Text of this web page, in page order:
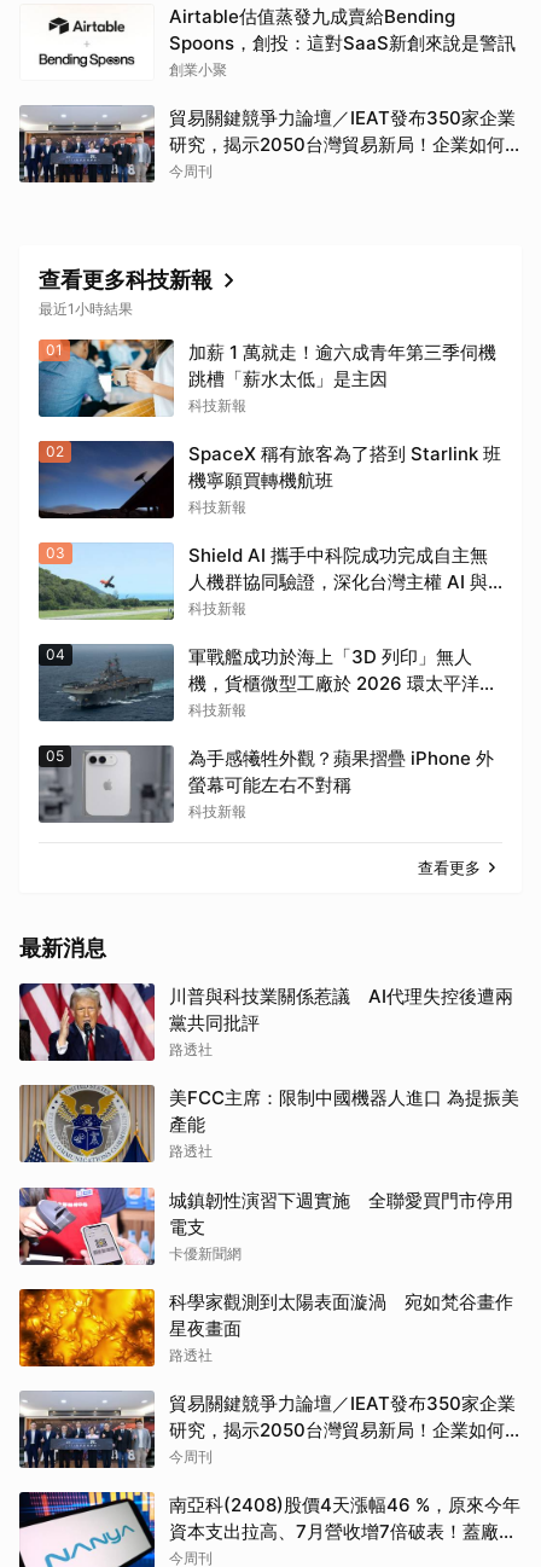
Airtable估值蒸發九成賣給Bending
Spoons，創投：這對SaaS新創來說是警訊
創業小聚
貿易關鍵競爭力論壇／IEAT發布350家企業
研究，揭示2050台灣貿易新局！企業如何
透過養「蝦」養「馬」掌握先機？
今周刊
查看更多科技新報
最近1小時結果
01
加薪 1 萬就走！逾六成青年第三季伺機
跳槽「薪水太低」是主因
科技新報
02
SpaceX 稱有旅客為了搭到 Starlink 班
機寧願買轉機航班
科技新報
03
Shield AI 攜手中科院成功完成自主無
人機群協同驗證，深化台灣主權 AI 與
自主化能力發展
科技新報
04
軍戰艦成功於海上「3D 列印」無人
機，貨櫃微型工廠於 2026 環太平洋軍
演首次亮相
科技新報
05
為手感犧牲外觀？蘋果摺疊 iPhone 外
螢幕可能左右不對稱
科技新報
查看更多
最新消息
川普與科技業關係惹議 AI代理失控後遭兩
黨共同批評
路透社
美FCC主席：限制中國機器人進口 為提振美
產能
路透社
城鎮韌性演習下週實施 全聯愛買門市停用
電支
卡優新聞網
科學家觀測到太陽表面漩渦 宛如梵谷畫作
星夜畫面
路透社
貿易關鍵競爭力論壇／IEAT發布350家企業
研究，揭示2050台灣貿易新局！企業如何
透過養「蝦」養「馬」掌握先機？
今周刊
南亞科(2408)股價4天漲幅46 %，原來今年
資本支出拉高、7月營收增7倍破表！蓋廠買
設備最新營運目標曝光
今周刊